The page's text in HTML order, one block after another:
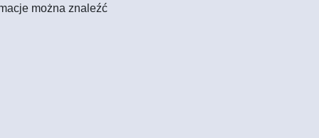
można znaleźć